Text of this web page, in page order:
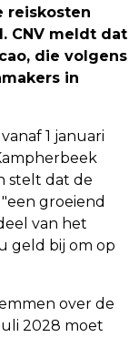
reiskosten
CNV meldt dat
die volgens
in
1 januari
stelt dat de
groeiend
van het
geld bij om op
over de
2028 moet